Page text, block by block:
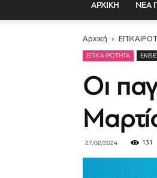
ΑΡΧΙΚΗ ΝΕΑ
Αρχική
ΕΠΙΚΑΙΡΟΤΗΤΑ
Οι
27/02/2024 131